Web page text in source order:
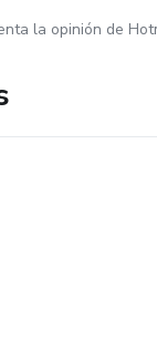
la opinión de